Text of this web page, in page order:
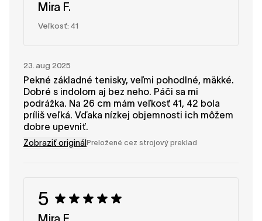
Mira F.
Veľkosť: 41
23. aug 2025
Pekné základné tenisky, veľmi pohodlné, mäkké.
Dobré s indolom aj bez neho. Páči sa mi
podrážka. Na 26 cm mám veľkosť 41, 42 bola
príliš veľká. Vďaka nízkej objemnosti ich môžem
dobre upevniť.
Zobraziť originál Preložené cez strojový preklad
5